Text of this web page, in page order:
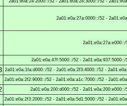
2a01:e0a:24:2000::/52 - 2a01:e0a:24:3000::/52 -
2a01:e0a:27a:0000::/52 -
2a01:e0a:27a:e000::/
2a01:e0a:47f:5000::/52 -
2a01:e0a:1fa:d000::/52 - 2a01:e0a:2f3:4000::/52 -
2a01:e0a:2f2:9000::/52 - 2a01:e0a:a1c:7000::/52 -
2a01:e0a:200:d000::/52 -
2a01:e0a:2f3:2000::/52 - 2a01:e0a:5d1:5000::/52 -